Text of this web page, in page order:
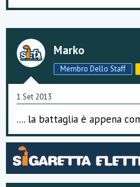
Marko
Membro Dello Staff
1 Set 2013
.... la battaglia è appena